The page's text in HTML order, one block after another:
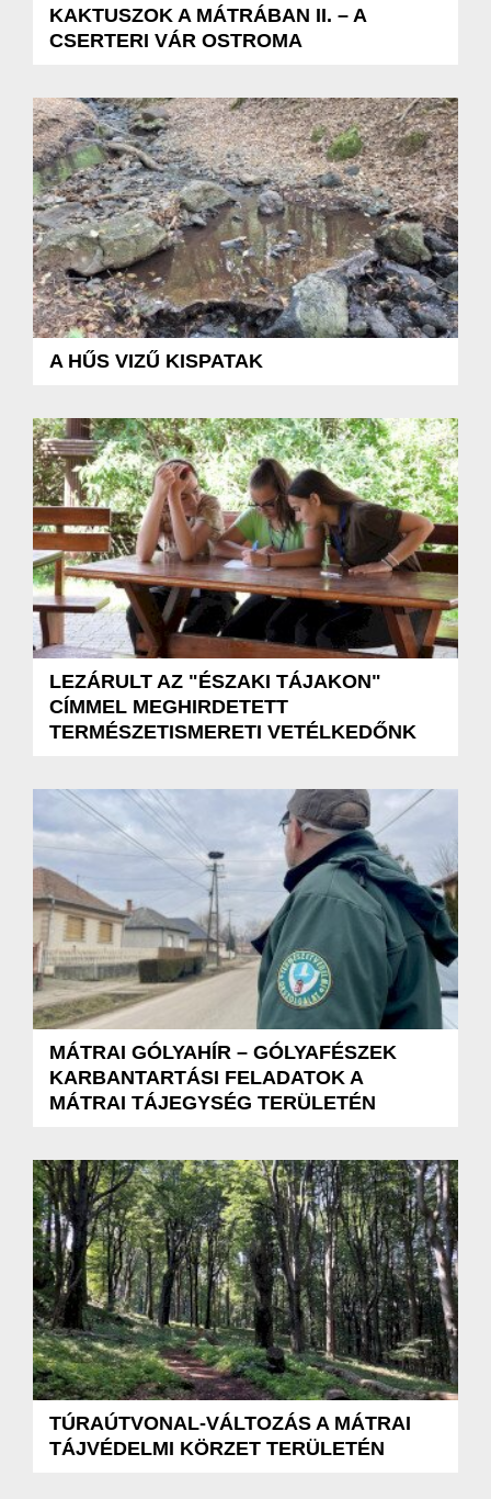
KAKTUSZOK A MÁTRÁBAN II. – A
CSERTERI VÁR OSTROMA
A HŰS VIZŰ KISPATAK
LEZÁRULT AZ "ÉSZAKI TÁJAKON"
CÍMMEL MEGHIRDETETT
TERMÉSZETISMERETI VETÉLKEDŐNK
MÁTRAI GÓLYAHÍR – GÓLYAFÉSZEK
KARBANTARTÁSI FELADATOK A
MÁTRAI TÁJEGYSÉG TERÜLETÉN
TÚRAÚTVONAL-VÁLTOZÁS A MÁTRAI
TÁJVÉDELMI KÖRZET TERÜLETÉN